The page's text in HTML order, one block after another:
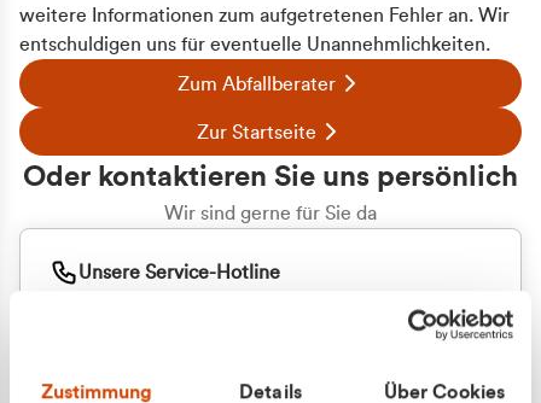
Zustimmung Details Über Cookies
weitere Informationen zum aufgetretenen Fehler an. Wir
entschuldigen uns für eventuelle Unannehmlichkeiten.
Zum Abfallberater
Zur Startseite
Oder kontaktieren Sie uns persönlich
Wir sind gerne für Sie da
Unsere Service-Hotline
+49 177 8376058